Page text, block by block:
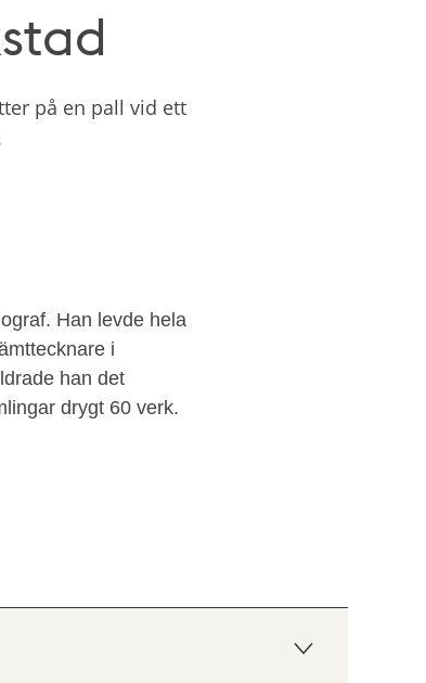
på en pall vid ett
Han levde hela
i
han det
drygt 60 verk.